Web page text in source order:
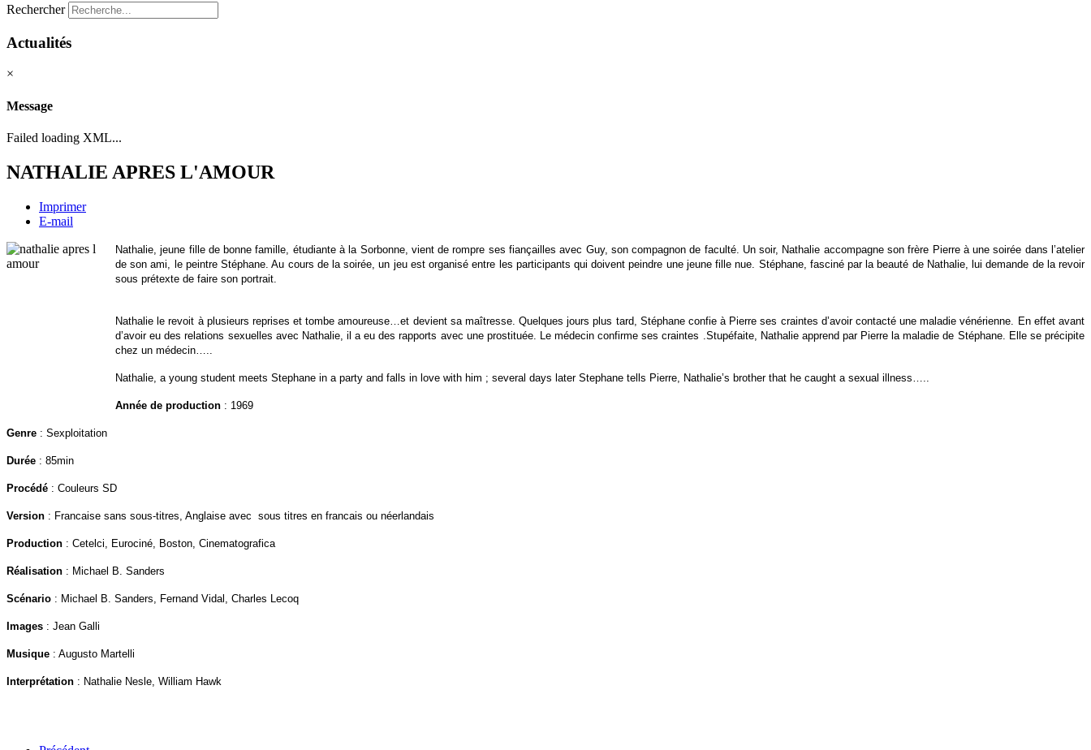
Rechercher
Actualités
×
Message
Failed loading XML...
NATHALIE APRES L'AMOUR
Imprimer
E-mail
Nathalie, jeune fille de bonne famille, étudiante à la Sorbonne, vient de rompre ses fiançailles avec Guy, son compagnon de faculté. Un soir, Nathalie accompagne son frère Pierre à une soirée dans l’atelier
de son ami, le peintre Stéphane. Au cours de la soirée, un jeu est organisé entre les participants qui doivent peindre une jeune fille nue. Stéphane, fasciné par la beauté de Nathalie, lui demande de la revoir
sous prétexte de faire son portrait.
Nathalie le revoit à plusieurs reprises et tombe amoureuse…et devient sa maîtresse. Quelques jours plus tard, Stéphane confie à Pierre ses craintes d’avoir contacté une maladie vénérienne. En effet avant
d’avoir eu des relations sexuelles avec Nathalie, il a eu des rapports avec une prostituée. Le médecin confirme ses craintes .Stupéfaite, Nathalie apprend par Pierre la maladie de Stéphane. Elle se précipite
chez un médecin…..
Nathalie, a young student meets Stephane in a party and falls in love with him ; several days later Stephane tells Pierre, Nathalie’s brother that he caught a sexual illness…..
Année de production : 1969
Genre : Sexploitation
Durée : 85min
Procédé : Couleurs SD
Version : Francaise sans sous-titres, Anglaise avec sous titres en francais ou néerlandais
Production : Cetelci, Eurociné, Boston, Cinematografica
Réalisation : Michael B. Sanders
Scénario : Michael B. Sanders, Fernand Vidal, Charles Lecoq
Images : Jean Galli
Musique : Augusto Martelli
Interprétation : Nathalie Nesle, William Hawk